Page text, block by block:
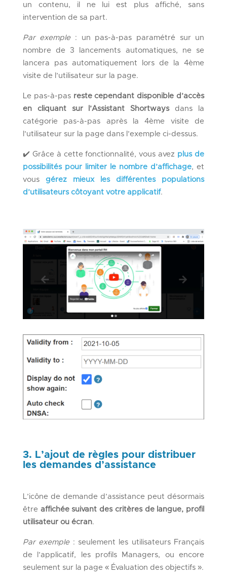
un contenu, il ne lui est plus affiché, sans
intervention de sa part.
Par exemple: un pas-à-pas paramétré sur un
nombre de 3 lancements automatiques, ne se
lancera pas automatiquement lors de la 4ème
visite de l’utilisateur sur la page.
Le pas-à-pas reste cependant disponible d’accès
en cliquant sur l’Assistant Shortwaysdans la
catégorie pas-à-pas après la 4ème visite de
l’utilisateur sur la page dans l’exemple ci-dessus.
✔️ Grâce à cette fonctionnalité, vous avez plus de
possibilités pour limiter le nombre d’affichage, et
vous gérez mieux les différentes populations
d’utilisateurs côtoyant votre applicatif.
3. L’ajout de règles pour distribuer
les demandes d’assistance
L’icône de demande d’assistance peut désormais
être affichée suivant des critères de langue, profil
utilisateur ou écran.
Par exemple: seulement les utilisateurs Français
de l’applicatif, les profils Managers, ou encore
seulement sur la page « Évaluation des objectifs ».